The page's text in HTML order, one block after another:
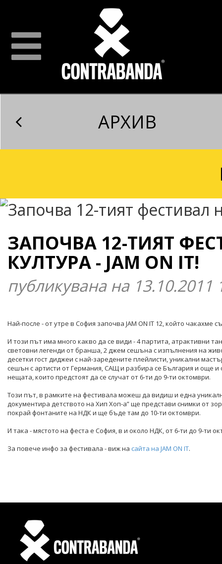
АРХИВ
ЗАПОЧВА 12-ТИЯТ
КУЛТУРА - JAM ON IT!
публикувана на 13.10.2011
Най-после - от утре в София започва JAM ON IT 12, който чакахме
И този път има много какво да се види - 4 партита, атрактивни
световни легенди от бранша, 2 джем сешъна с изпълнения на
десетки гост диджеи с най-заредените плейлисти, уникални
сешън с артисти от Германия, САЩ и разбира се България и още
нещата, които предстоят да се случат от 6-ти до 9-ти октомври.
Този път, в рамките на фестивала можеш да видиш и една
документира детството на Хип Хоп-а” ще представи снимки от
покрай фонтаните на НДК и ще бъде там до 10-ти октомври.
И така - мястото на феста е София, в и около НДК, от 6-ти до 9-
За повече инфо за фестивала - виж на сайта на JAM ON IT.